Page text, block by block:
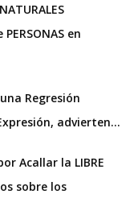
en
Regresión
advierten…
Acallar la LIBRE
sobre los